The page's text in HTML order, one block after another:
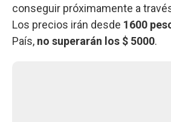
conseguir próximamente a
Los precios irán desde 1600
País, no superarán los $ 5000.